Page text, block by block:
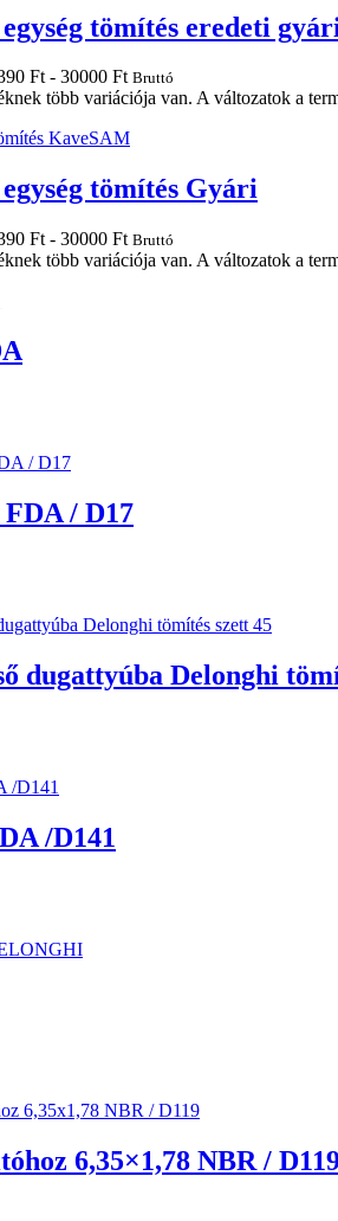
tömítés eredeti
Ft - 30000 Ft Bruttó
több variációja van. A változatok a
tömítés Gyári
Ft - 30000 Ft Bruttó
több variációja van. A változatok a
/ D17
dugattyúba Delonghi
/D141
6,35×1,78 NBR /